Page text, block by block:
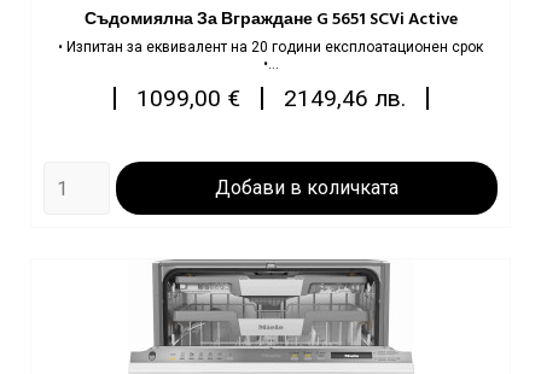
Съдомиялна За Вграждане G 5651 SCVi Active
• Изпитан за еквивалент на 20 години експлоатационен срок
•...
Цена
1099,00 €| 2149,46 лв.
Добави в количката